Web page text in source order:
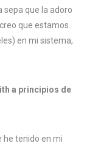
sepa que la adoro
que estamos
en mi sistema,
a principios de
he tenido en mi